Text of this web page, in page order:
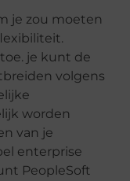
je zou moeten
je kunt de
volgens
worden
van je
enterprise
PeopleSoft